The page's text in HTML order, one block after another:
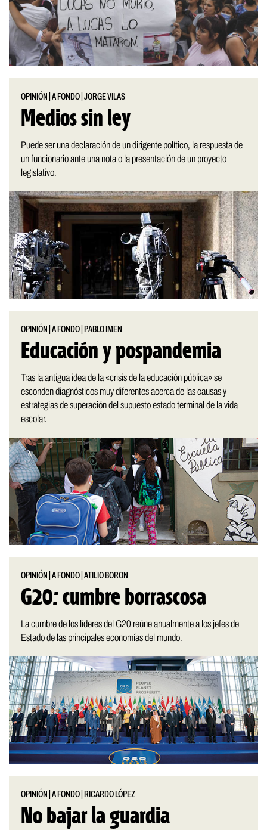
OPINIÓN |A FONDO |JORGE VILAS
Medios sin ley
Puede ser una declaración de un dirigente político, la respuesta de
un funcionario ante una nota o la presentación de un proyecto
legislativo.
OPINIÓN |A FONDO PABLO IMEN
Educación y pospandemia
Tras la antigua idea de la «crisis de la educación pública» se
esconden diagnósticos muy diferentes acerca de las causas y
estrategias de superación del supuesto estado terminal de la vida
escolar.
OPINIÓN |A FONDO |ATILIO BORON
G20: cumbre borrascosa
La cumbre de los líderes del G20 reúne anualmente a los jefes de
Estado de las principales economías del mundo.
OPINIÓN |A FONDO RICARDO LÓPEZ
No bajar la guardia